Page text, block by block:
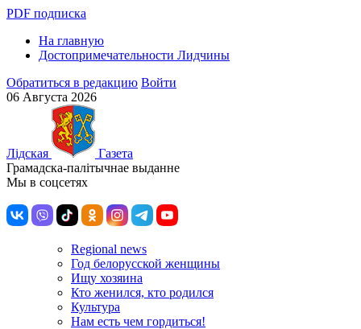
PDF подписка
На главную
Достопримечательности Лидчины
Обратиться в редакцию Войти
06 Августа 2026
Лiдская
Газета
Грамадска-палiтычнае выданне
Мы в соцсетях
Regional news
Год белорусской женщины
Ищу хозяина
Кто женился, кто родился
Культура
Нам есть чем гордиться!